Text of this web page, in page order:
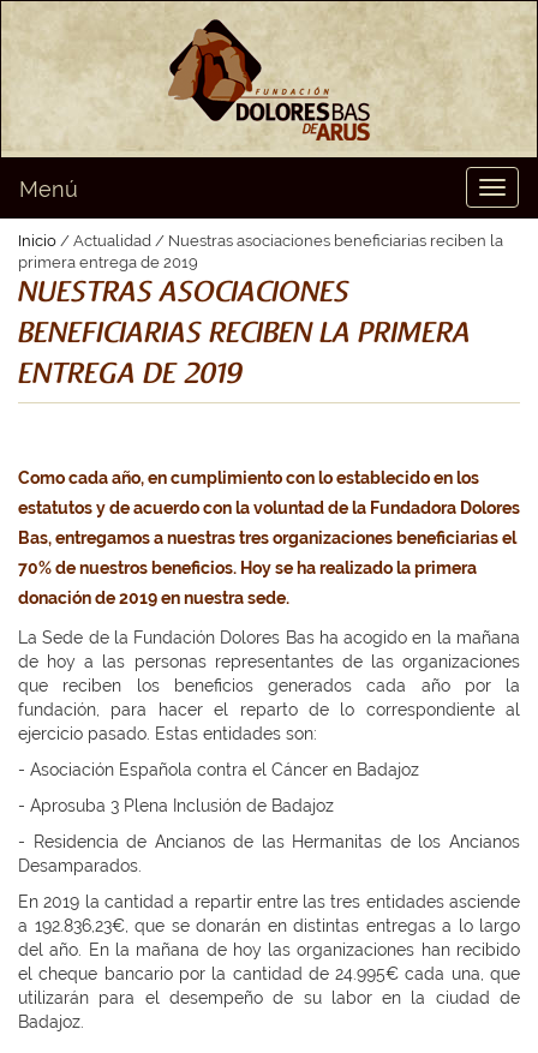
Menú
Inicio / Actualidad / Nuestras asociaciones beneficiarias reciben la
primera entrega de 2019
NUESTRAS ASOCIACIONES
BENEFICIARIAS RECIBEN LA PRIMERA
ENTREGA DE 2019
Como cada año, en cumplimiento con lo establecido en los
estatutos y de acuerdo con la voluntad de la Fundadora Dolores
Bas, entregamos a nuestras tres organizaciones beneficiarias el
70% de nuestros beneficios. Hoy se ha realizado la primera
donación de 2019 en nuestra sede.
La Sede de la Fundación Dolores Bas ha acogido en la mañana
de hoy a las personas representantes de las organizaciones
que reciben los beneficios generados cada año por la
fundación, para hacer el reparto de lo correspondiente al
ejercicio pasado. Estas entidades son:
- Asociación Española contra el Cáncer en Badajoz
- Aprosuba 3 Plena Inclusión de Badajoz
- Residencia de Ancianos de las Hermanitas de los Ancianos
Desamparados.
En 2019 la cantidad a repartir entre las tres entidades asciende
a 192.836,23€, que se donarán en distintas entregas a lo largo
del año. En la mañana de hoy las organizaciones han recibido
el cheque bancario por la cantidad de 24.995€ cada una, que
utilizarán para el desempeño de su labor en la ciudad de
Badajoz.